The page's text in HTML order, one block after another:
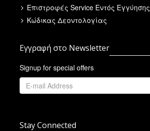
Επιστροφές Service Εντός Εγγύησης
Κώδικας Δεοντολογίας
Εγγραφή στο Newsletter
Signup for special offers
Stay Connected